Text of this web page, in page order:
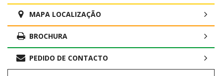
MAPA LOCALIZAÇÃO
BROCHURA
PEDIDO DE CONTACTO